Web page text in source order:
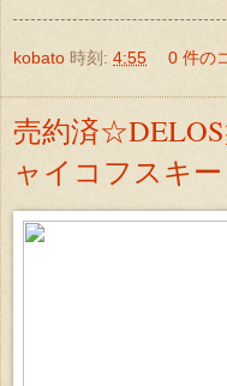
kobato 時刻: 4:55 0 件の
売約済
ャイコフスキ